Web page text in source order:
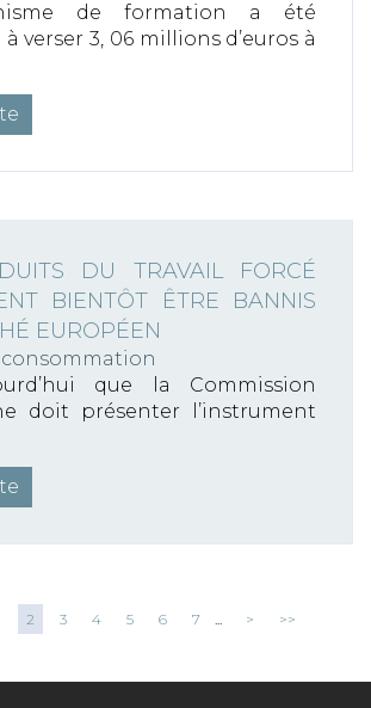
de formation a été
verser 3, 06 millions d’euros à
DU TRAVAIL FORCÉ
BIENTÔT ÊTRE BANNIS
EUROPÉEN
que la Commission
doit présenter l’instrument
2 3 4 5 6 7 ... > >>